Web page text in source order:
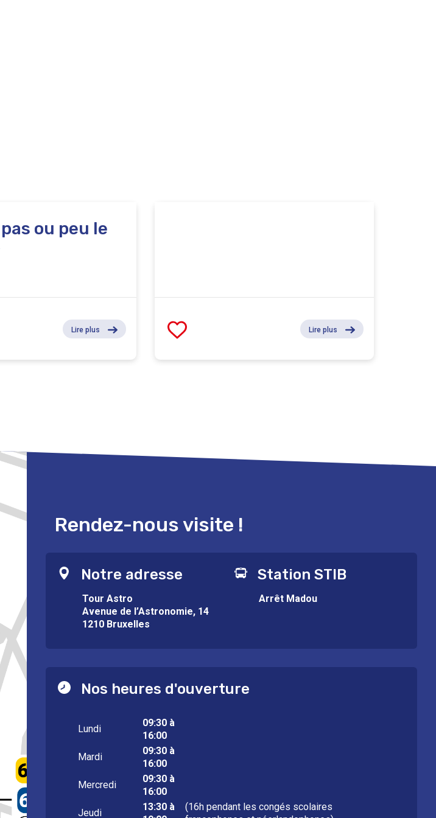
ou peu le
Lire plus Lire plus
Rendez-nous visite !
Notre adresse
Tour Astro
Avenue de l’Astronomie, 14
1210 Bruxelles
Station STIB
Arrêt Madou
Nos heures d'ouverture
Lundi
09:30 à
16:00
Mardi
09:30 à
16:00
Mercredi
09:30 à
16:00
Jeudi
13:30 à
(16h pendant les congés scolaires